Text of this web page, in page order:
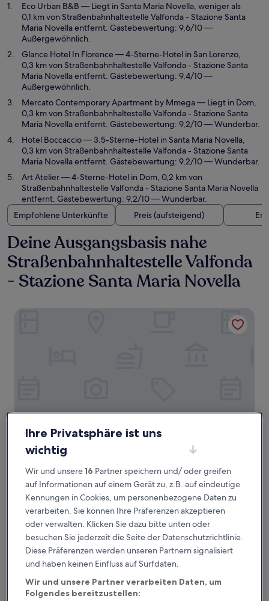
Eco Urban B&B — Liegt in Santa Maria Novella, weniger als
0,1 km von Straßenbahnhaltestelle Valfonda - Stazione Santa
Maria Novella entfernt. Gästebewertung: 9,6/10 —
Außergewöhnlich.
Glance Hotel In Florence— 4-Sterne-Hotel in San Lorenzo,
0,3 km von Straßenbahnhaltestelle Valfonda - Stazione Santa
Maria Novella entfernt. Gästebewertung: 9,4/10 —
Außergewöhnlich.
Mercato Contemporary Apartment by Mmega— Liegt in Dom,
0,3 km von Straßenbahnhaltestelle Valfonda - Stazione Santa
Maria Novella entfernt. Gästebewertung: 9,2/10 — Wunderbar.
Hotel Boccaccio— 3.5-Sterne-Hotel in Santa Maria Novella,
0,3 km von Straßenbahnhaltestelle Valfonda - Stazione Santa
Maria Novella entfernt. Gästebewertung: 9,2/10 — Wunderbar.
Art Atelier— 4-Sterne-Hotel in Dom, 0,2 km von
Straßenbahnhaltestelle Valfonda - Stazione Santa Maria Novella
entfernt. Gästebewertung: 9,2/10 — Wunderbar.
Empfohlene Unterkünfte
Preis (aufsteigend)
Deine Ausgangsbasis nahe
Straßenbahnhaltestelle Valfonda
- Stazione Santa Maria Novella
Eco Urban B&B
Eco Urban B&B
Santa Maria Novella, weniger als 0,1 km von
Straßenbahnhaltestelle Valfonda - Stazione Santa Maria
Novella entfernt
9.6
10,
Außergewöhnlich,
(720
Bewertungen)
9,6/10 Außergewöhnlich (720 Bewertungen)
Preis
beträgt
inkl. Steuern & Gebühren
9. Aug.–10. Aug.
Ihre Privatsphäre ist uns
wichtig
Wir und unsere16 Partner speichern und/ oder greifen
auf Informationen auf einem Gerät zu, z.B. auf eindeutige
Kennungen in Cookies, um personenbezogene Daten zu
verarbeiten. Sie können Ihre Präferenzen akzeptieren
oder verwalten. Klicken Sie dazu bitte unten oder
besuchen Sie jederzeit die Seite der Datenschutzrichtlinie.
Diese Präferenzen werden unseren Partnern signalisiert
und haben keinen Einfluss auf Surfdaten.
Wir und unsere Partner verarbeiten Daten, um
Folgendes bereitzustellen: